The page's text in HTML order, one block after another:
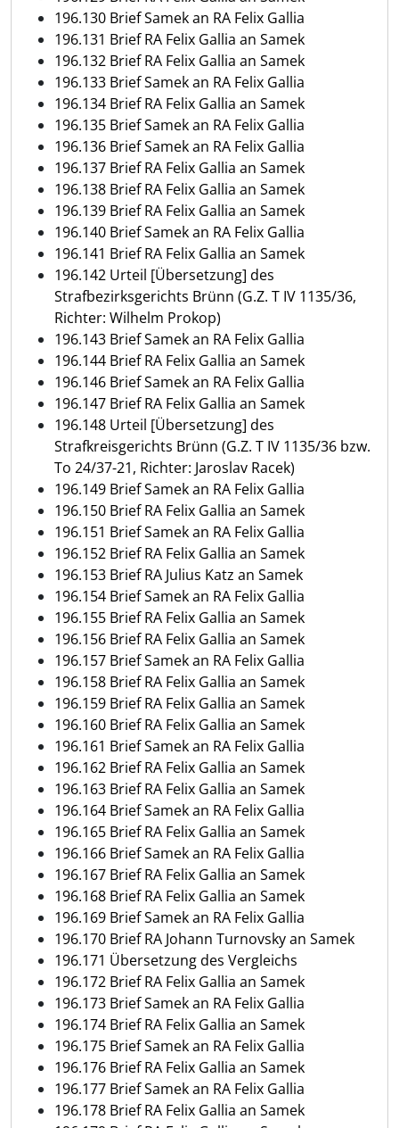
196.130 Brief Samek an RA Felix Gallia
196.131 Brief RA Felix Gallia an Samek
196.132 Brief RA Felix Gallia an Samek
196.133 Brief Samek an RA Felix Gallia
196.134 Brief RA Felix Gallia an Samek
196.135 Brief Samek an RA Felix Gallia
196.136 Brief Samek an RA Felix Gallia
196.137 Brief RA Felix Gallia an Samek
196.138 Brief RA Felix Gallia an Samek
196.139 Brief RA Felix Gallia an Samek
196.140 Brief Samek an RA Felix Gallia
196.141 Brief RA Felix Gallia an Samek
196.142 Urteil [Übersetzung] des
Strafbezirksgerichts Brünn (G.Z. T IV 1135/36,
Richter: Wilhelm Prokop)
196.143 Brief Samek an RA Felix Gallia
196.144 Brief RA Felix Gallia an Samek
196.146 Brief Samek an RA Felix Gallia
196.147 Brief RA Felix Gallia an Samek
196.148 Urteil [Übersetzung] des
Strafkreisgerichts Brünn (G.Z. T IV 1135/36 bzw.
To 24/37-21, Richter: Jaroslav Racek)
196.149 Brief Samek an RA Felix Gallia
196.150 Brief RA Felix Gallia an Samek
196.151 Brief Samek an RA Felix Gallia
196.152 Brief RA Felix Gallia an Samek
196.153 Brief RA Julius Katz an Samek
196.154 Brief Samek an RA Felix Gallia
196.155 Brief RA Felix Gallia an Samek
196.156 Brief RA Felix Gallia an Samek
196.157 Brief Samek an RA Felix Gallia
196.158 Brief RA Felix Gallia an Samek
196.159 Brief RA Felix Gallia an Samek
196.160 Brief RA Felix Gallia an Samek
196.161 Brief Samek an RA Felix Gallia
196.162 Brief RA Felix Gallia an Samek
196.163 Brief RA Felix Gallia an Samek
196.164 Brief Samek an RA Felix Gallia
196.165 Brief RA Felix Gallia an Samek
196.166 Brief Samek an RA Felix Gallia
196.167 Brief RA Felix Gallia an Samek
196.168 Brief RA Felix Gallia an Samek
196.169 Brief Samek an RA Felix Gallia
196.170 Brief RA Johann Turnovsky an Samek
196.171 Übersetzung des Vergleichs
196.172 Brief RA Felix Gallia an Samek
196.173 Brief Samek an RA Felix Gallia
196.174 Brief RA Felix Gallia an Samek
196.175 Brief Samek an RA Felix Gallia
196.176 Brief RA Felix Gallia an Samek
196.177 Brief Samek an RA Felix Gallia
196.178 Brief RA Felix Gallia an Samek